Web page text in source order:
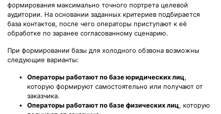
формирования максимально точного портрета целевой
аудитории. На основании заданных критериев подбирается
база контактов, после чего операторы приступают к её
обработке по заранее согласованному сценарию.
При формировании базы для холодного обзвона возможны
следующие варианты:
Операторы работают по базе юридических лиц,
которую формируют самостоятельно или получают от
заказчика.
Операторы работают по базе физических лиц, которую